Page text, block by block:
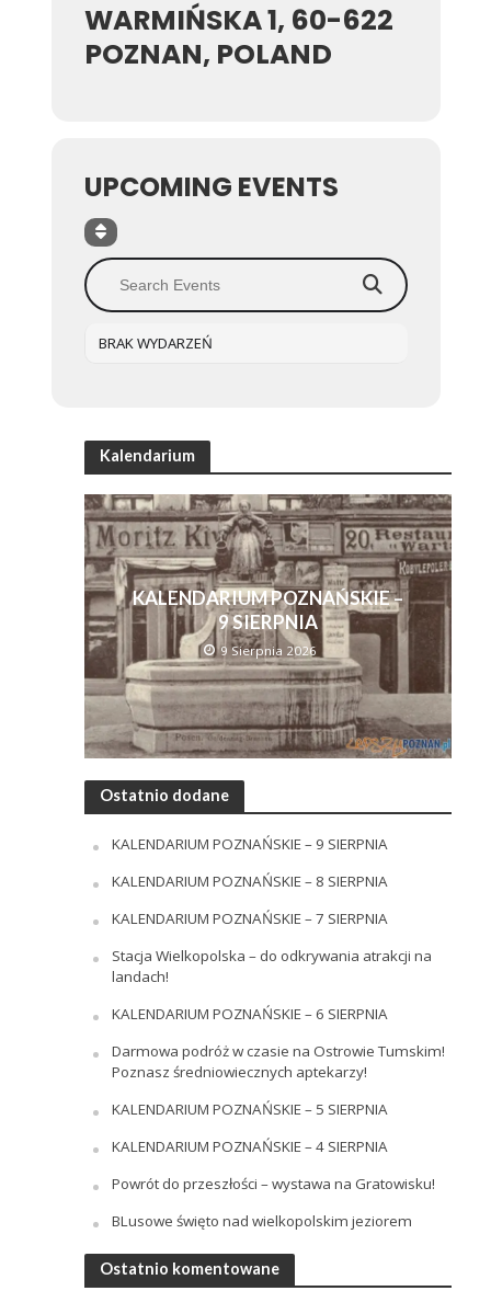
WARMIŃSKA 1, 60-622
POZNAN, POLAND
UPCOMING EVENTS
BRAK WYDARZEŃ
Kalendarium
KALENDARIUM POZNAŃSKIE –
9 SIERPNIA
9 Sierpnia 2026
Ostatnio dodane
KALENDARIUM POZNAŃSKIE – 9 SIERPNIA
KALENDARIUM POZNAŃSKIE – 8 SIERPNIA
KALENDARIUM POZNAŃSKIE – 7 SIERPNIA
Stacja Wielkopolska – do odkrywania atrakcji na
landach!
KALENDARIUM POZNAŃSKIE – 6 SIERPNIA
Darmowa podróż w czasie na Ostrowie Tumskim!
Poznasz średniowiecznych aptekarzy!
KALENDARIUM POZNAŃSKIE – 5 SIERPNIA
KALENDARIUM POZNAŃSKIE – 4 SIERPNIA
Powrót do przeszłości – wystawa na Gratowisku!
BLusowe święto nad wielkopolskim jeziorem
Ostatnio komentowane